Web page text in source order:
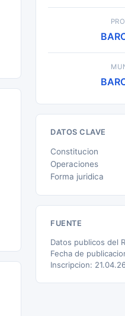
DATOS CLAVE
Constitucion
Operaciones
Forma juridica
FUENTE
Datos publicos del
Fecha de
Inscripcion: